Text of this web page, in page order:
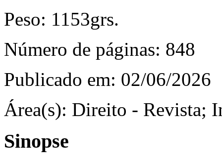
Peso: 1153grs.
Número de páginas: 848
Publicado em: 02/06/2026
Área(s): Direito - Revista;
Sinopse